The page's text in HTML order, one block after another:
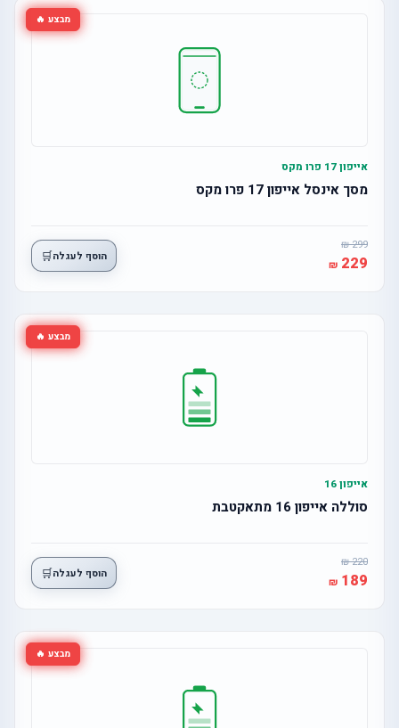
מבצע 🔥
אייפון 17 פרו מקס
מסך אינסל אייפון 17 פרו מקס
299
229 הוסף לעגלה🛒
מבצע 🔥
אייפון 16
סוללה אייפון 16 מתאקטבת
220
189 הוסף לעגלה🛒
מבצע 🔥